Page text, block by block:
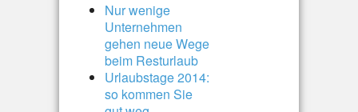
Nur wenige
Unternehmen
gehen neue Wege
beim Resturlaub
Urlaubstage 2014:
so kommen Sie